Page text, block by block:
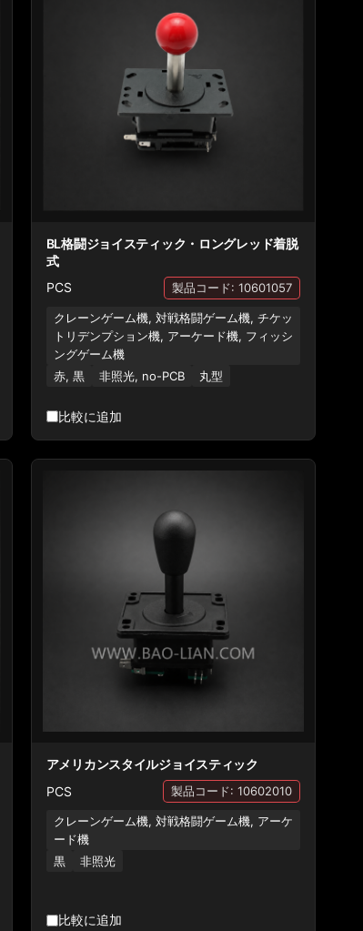
BL格闘ジョイスティック・ロングレッド着脱
式
PCS
製品コード: 10601057
クレーンゲーム機, 対戦格闘ゲーム機, チケッ
トリデンプション機, アーケード機, フィッシ
ングゲーム機
赤, 黒
非照光, no-PCB 丸型
比較に追加
アメリカンスタイルジョイスティック
PCS
製品コード: 10602010
クレーンゲーム機, 対戦格闘ゲーム機, アーケ
ード機
黒
非照光
比較に追加